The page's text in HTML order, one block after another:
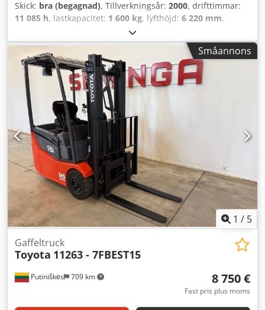
Skick: bra (begagnad), Tillverkningsår: 2000, drifttimmar:
11 085 h, lastkapacitet: 1 600 kg, lyfthöjd: 6 220 mm,
, masttyp:
2 725 mm, tomvikt:3 200 kg, miltal:11 085 km, Elektrisk
trevägsgaffeltruck, märke Linde (Tyskland), tillverkningsår
2000. Kapacitet 1 600 kg, lyfthöjd 6 220 mm, frihöjd 2 725
mm. Utrustad med sidoförskjutning och gaffelbredare.
Batteri, tillverkningsår 2019, med laddare och automatiskt
påfyllningssystem. Crjdpfxoypwn Ne Aguef
Småannons
1 / 5
Putiniškės 709 km
Gaffeltruck
Toyota 11263 - 7FBEST15
8 750 €
Fast pris plus moms